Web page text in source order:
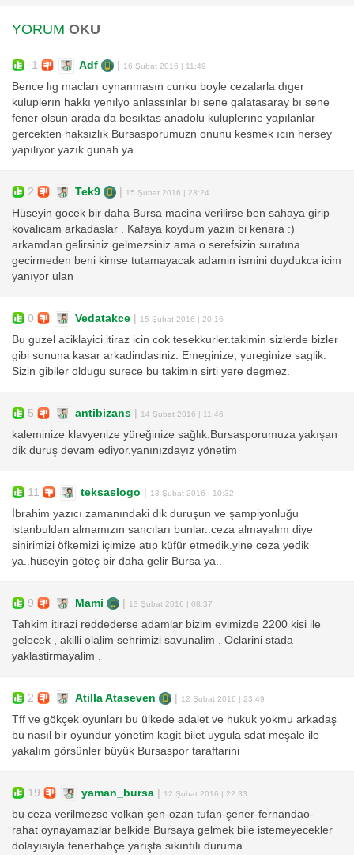
YORUM OKU
-1 Adf 16 Şubat 2016 | 11:49
Bence lıg macları oynanmasın cunku boyle cezalarla dıger
kuluplerın hakkı yenılyo anlassınlar bı sene galatasaray bı sene
fener olsun arada da besıktas anadolu kuluplerıne yapılanlar
gercekten haksızlık Bursasporumuzn onunu kesmek ıcın hersey
yapılıyor yazık gunah ya
2 Tek9 15 Şubat 2016 | 23:24
Hüseyin gocek bir daha Bursa macina verilirse ben sahaya girip
kovalicam arkadaslar . Kafaya koydum yazın bi kenara :)
arkamdan gelirsiniz gelmezsiniz ama o serefsizin suratına
gecirmeden beni kimse tutamayacak adamin ismini duydukca icim
yanıyor ulan
0 Vedatakce 15 Şubat 2016 | 20:16
Bu guzel aciklayici itiraz icin cok tesekkurler.takimin sizlerde bizler
gibi sonuna kasar arkadindasiniz. Emeginize, yureginize saglik.
Sizin gibiler oldugu surece bu takimin sirti yere degmez.
5 antibizans 14 Şubat 2016 | 11:46
kaleminize klavyenize yüreğinize sağlık.Bursasporumuza yakışan
dik duruş devam ediyor.yanınızdayız yönetim
11 teksaslogo 13 Şubat 2016 | 10:32
İbrahim yazıcı zamanındaki dik duruşun ve şampiyonluğu
istanbuldan almamızın sancıları bunlar..ceza almayalım diye
sinirimizi öfkemizi içimize atıp küfür etmedik.yine ceza yedik
ya..hüseyin göteç bir daha gelir Bursa ya..
9 Mami 13 Şubat 2016 | 08:37
Tahkim itirazi reddederse adamlar bizim evimizde 2200 kisi ile
gelecek , akilli olalim sehrimizi savunalim . Oclarini stada
yaklastirmayalim .
2 Atilla Ataseven 12 Şubat 2016 | 23:49
Tff ve gökçek oyunları bu ülkede adalet ve hukuk yokmu arkadaş
bu nasıl bir oyundur yönetim kagit bilet uygula sdat meşale ile
yakalım görsünler büyük Bursaspor taraftarini
19 yaman_bursa 12 Şubat 2016 | 22:33
bu ceza verilmezse volkan şen-ozan tufan-şener-fernandao-
rahat oynayamazlar belkide Bursaya gelmek bile istemeyecekler
dolayısıyla fenerbahçe yarışta sıkıntılı duruma